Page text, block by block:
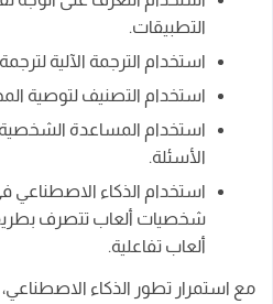
التطبيقات.
استخدام الترجمة الآلية
استخدام التصنيف لتوصية
استخدام المساعدة الشخصية
الأسئلة.
استخدام الذكاء الاصطناعي
شخصيات ألعاب تتصرف
ألعاب تفاعلية.
مع استمرار تطور الذكاء